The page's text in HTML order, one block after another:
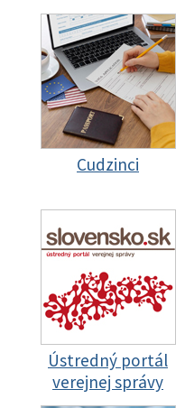
Cudzinci
Ústredný portál
verejnej správy